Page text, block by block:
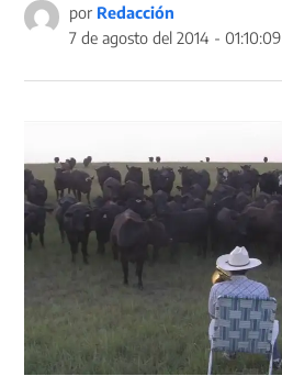
por Redacción
7 de agosto del 2014 - 01:10:09